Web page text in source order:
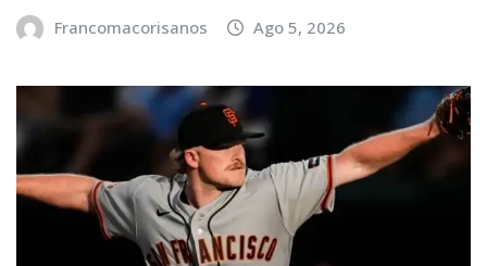
Francomacorisanos Ago 5, 2026